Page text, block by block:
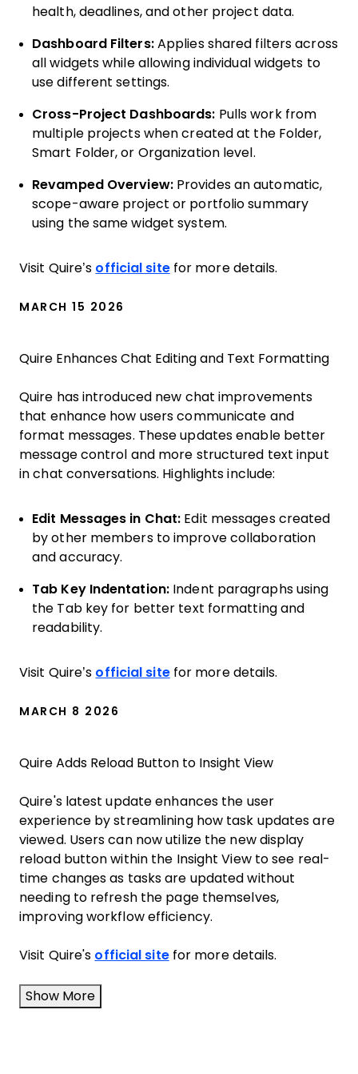
health, deadlines, and other project data.
Dashboard Filters:Applies shared filters across
all widgets while allowing individual widgets to
use different settings.
Cross-Project Dashboards: Pulls work from
multiple projects when created at the Folder,
Smart Folder, or Organization level.
Revamped Overview:Provides an automatic,
scope-aware project or portfolio summary
using the same widget system.
Visit Quire’s official sitefor more details.
MARCH 15 2026
Quire Enhances Chat Editing and Text Formatting
Quire has introduced new chat improvements
that enhance how users communicate and
format messages. These updates enable better
message control and more structured text input
in chat conversations. Highlights include:
Edit Messages in Chat: Edit messages created
by other members to improve collaboration
and accuracy.
Tab Key Indentation: Indent paragraphs using
the Tab key for better text formatting and
readability.
Visit Quire’s official sitefor more details.
MARCH 8 2026
Quire Adds Reload Button to Insight View
Quire's latest update enhances the user
experience by streamlining how task updates are
viewed. Users can now utilize the new display
reload button within the Insight View to see real-
time changes as tasks are updated without
needing to refresh the page themselves,
improving workflow efficiency.
Visit Quire's official sitefor more details.
Show More